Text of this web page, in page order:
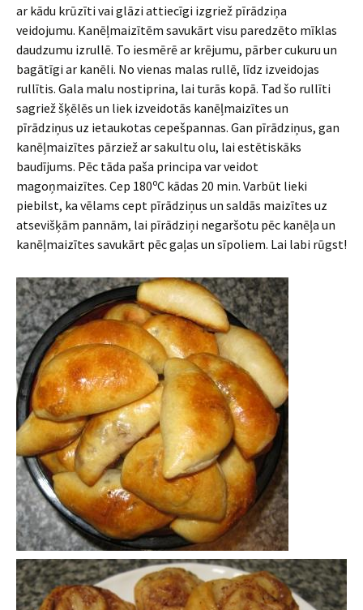
ar kādu krūzīti vai glāzi attiecīgi izgriež pīrādziņa
veidojumu. Kanēļmaizītēm savukārt visu paredzēto mīklas
daudzumu izrullē. To iesmērē ar krējumu, pārber cukuru un
bagātīgi ar kanēli. No vienas malas rullē, līdz izveidojas
rullītis. Gala malu nostiprina, lai turās kopā. Tad šo rullīti
sagriež šķēlēs un liek izveidotās kanēļmaizītes un
pīrādziņus uz ietaukotas cepešpannas. Gan pīrādziņus, gan
kanēļmaizītes pārziež ar sakultu olu, lai estētiskāks
baudījums. Pēc tāda paša principa var veidot
magoņmaizītes. Cep 180oC kādas 20 min. Varbūt lieki
piebilst, ka vēlams cept pīrādziņus un saldās maizītes uz
atsevišķām pannām, lai pīrādziņi negaršotu pēc kanēļa un
kanēļmaizītes savukārt pēc gaļas un sīpoliem. Lai labi rūgst!